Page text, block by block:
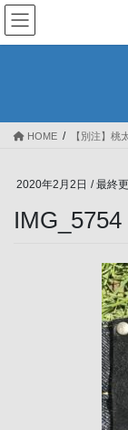
コ
ン
テ
ス
ナ
ビ
ゲ
ン
HOME 【別注】桃
2020年2月2日 / 最終
IMG_5754